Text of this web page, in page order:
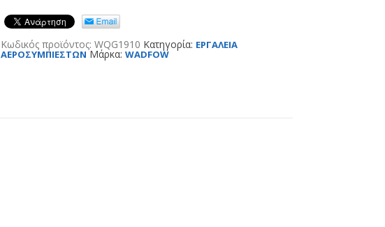
Κωδικός προϊόντος:WQG1910 Κατηγορία: ΕΡΓΑΛΕΙΑ
ΑΕΡΟΣΥΜΠΙΕΣΤΩΝ Μάρκα:WADFOW